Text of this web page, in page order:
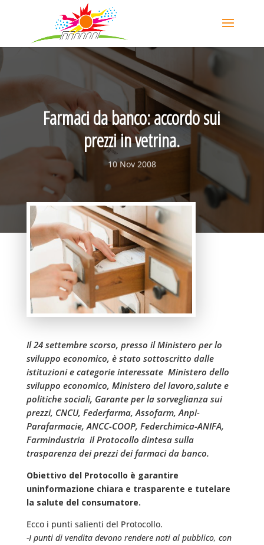
Farmaci da banco: accordo sui
prezzi in vetrina.
10 Nov 2008
Il 24 settembre scorso, presso il Ministero per lo
sviluppo economico, è stato sottoscritto dalle
istituzioni e categorie interessate  Ministero dello
sviluppo economico, Ministero del lavoro,salute e
politiche sociali, Garante per la sorveglianza sui
prezzi, CNCU, Federfarma, Assofarm, Anpi-
Parafarmacie, ANCC-COOP, Federchimica-ANIFA,
Farmindustria  il Protocollo dintesa sulla
trasparenza dei prezzi dei farmaci da banco.
Obiettivo del Protocollo è garantire
uninformazione chiara e trasparente e tutelare
la salute del consumatore.
Ecco i punti salienti del Protocollo.
-I punti di vendita devono rendere noti al pubblico, con